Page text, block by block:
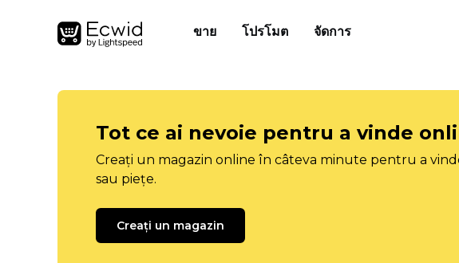
ขาย โปรโมต จัดการ
Tot ce ai nevoie pentru a vinde
Creați un magazin online în câteva minute pentru a
sau piețe.
Creați un magazin